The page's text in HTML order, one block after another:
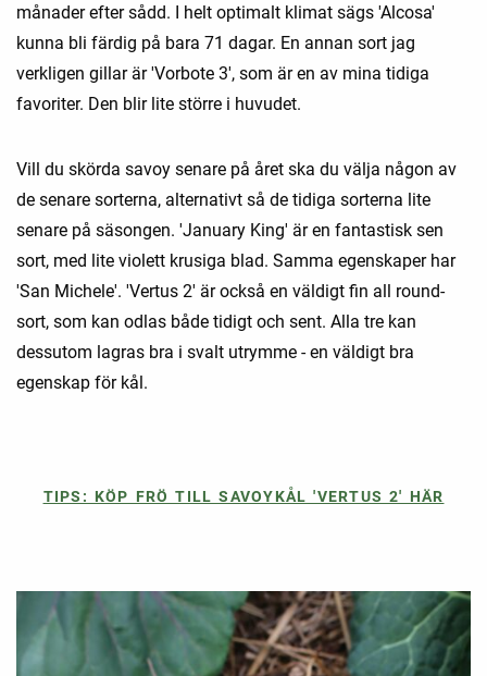
månader efter sådd. I helt optimalt klimat sägs 'Alcosa'
kunna bli färdig på bara 71 dagar. En annan sort jag
verkligen gillar är 'Vorbote 3', som är en av mina tidiga
favoriter. Den blir lite större i huvudet.
Vill du skörda savoy senare på året ska du välja någon av
de senare sorterna, alternativt så de tidiga sorterna lite
senare på säsongen. 'January King' är en fantastisk sen
sort, med lite violett krusiga blad. Samma egenskaper har
'San Michele'. 'Vertus 2' är också en väldigt fin all round-
sort, som kan odlas både tidigt och sent. Alla tre kan
dessutom lagras bra i svalt utrymme - en väldigt bra
egenskap för kål.
TIPS: KÖP FRÖ TILL SAVOYKÅL 'VERTUS 2' HÄR